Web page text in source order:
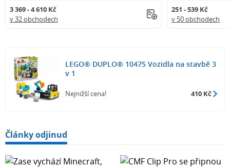
3 369 - 4 610 Kč
v 32 obchodech
251 - 539 Kč
v 50 obchodech
LEGO® DUPLO® 10475 Vozidla na stavbě 3
v 1
Nejnižší cena! 410 Kč
Články odjinud